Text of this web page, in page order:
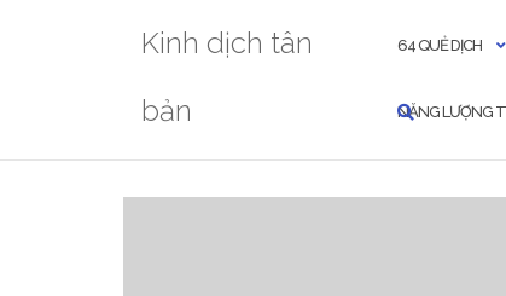
Kinh dịch tân
bản
64 QUẺ DỊCH
NĂNG LƯỢNG